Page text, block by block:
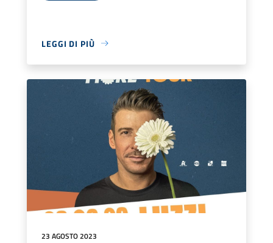
LEGGI DI PIÙ
23 AGOSTO 2023